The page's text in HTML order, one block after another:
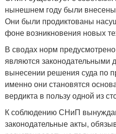
нынешнем году были
Они были продиктованы
фоне возникновения новых
В сводах норм
являются законодательными
вынесении решения суда по
именно они становятся
вердикта в пользу одной из
К соблюдению СНиП
законодательные акты,